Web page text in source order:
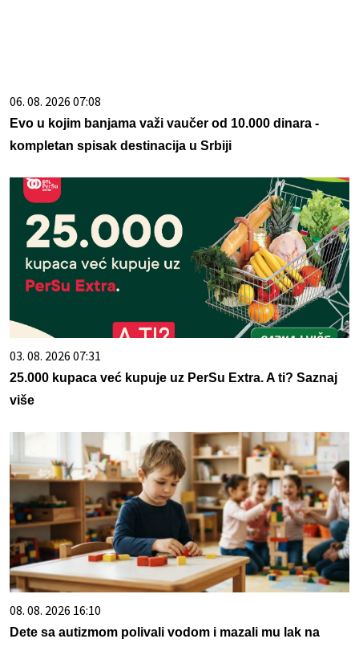
06. 08. 2026 07:08
Evo u kojim banjama važi vaučer od 10.000 dinara -
kompletan spisak destinacija u Srbiji
03. 08. 2026 07:31
25.000 kupaca već kupuje uz PerSu Extra. A ti? Saznaj
više
08. 08. 2026 16:10
Dete sa autizmom polivali vodom i mazali mu lak na